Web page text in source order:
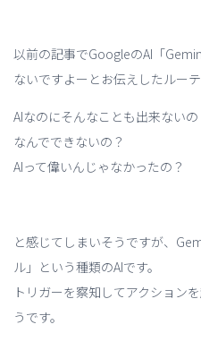
以前の記事でGoogleのAI「
ないですよーとお伝えしたルーテ
AIなのにそんなことも出来ないの
なんでできないの？
AIって偉いんじゃなかったの？
と感じてしまいそうですが、
ル」という種類のAIです。
トリガーを察知してアクション
うです。